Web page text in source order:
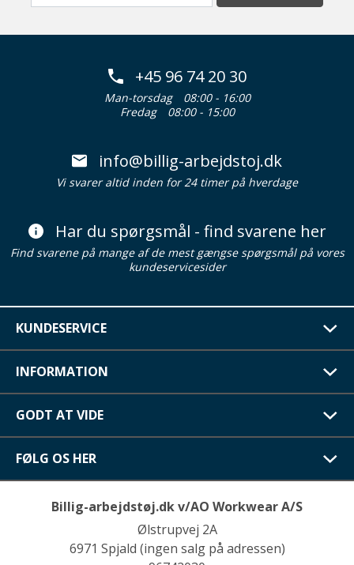
+45 96 74 20 30
Man-torsdag
08:00 - 16:00
Fredag
08:00 - 15:00
info@billig-arbejdstoj.dk
Vi svarer altid inden for 24 timer på hverdage
Har du spørgsmål - find svarene her
Find svarene på mange af de mest gængse spørgsmål på vores
kundeservicesider
KUNDESERVICE
INFORMATION
GODT AT VIDE
FØLG OS HER
Billig-arbejdstøj.dk v/AO Workwear A/S
Ølstrupvej 2A
6971 Spjald (ingen salg på adressen)